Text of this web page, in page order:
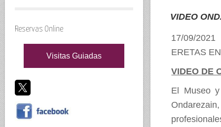
VIDEO
17/09/2021
ERETAS
VIDEO DE
El Museo
Reservas Online
Visitas Guiadas